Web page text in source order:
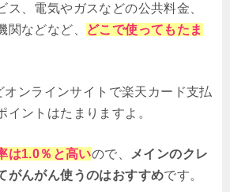
ス、電気やガスなどの公共料金、
関などなど、
どこで使ってもたま
オンラインサイトで楽天カード支払
イントはたまりますよ。
は1.0％と高いので、
メインのクレ
がんがん使うのはおすすめです。